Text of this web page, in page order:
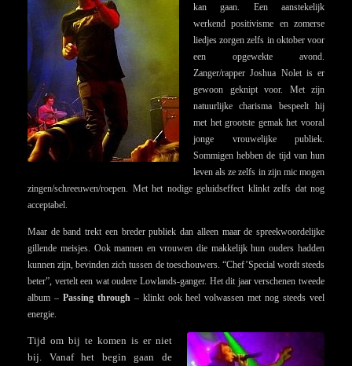
kan gaan. Een aanstekelijk
werkend positivisme en zomerse
liedjes zorgen zelfs in oktober voor
een opgewekte avond.
Zanger/rapper Joshua Nolet is er
gewoon geknipt voor. Met zijn
natuurlijke charisma bespeelt hij
met het grootste gemak het vooral
jonge vrouwelijke publiek.
Sommigen hebben de tijd van hun
leven als ze zelfs in zijn mic mogen
zingen/schreeuwen/roepen. Met het nodige geluidseffect klinkt zelfs dat nog
acceptabel.
Maar de band trekt een breder publiek dan alleen maar de spreekwoordelijke
gillende meisjes. Ook mannen en vrouwen die makkelijk hun ouders hadden
kunnen zijn, bevinden zich tussen de toeschouwers. “Chef’Special wordt steeds
beter”, vertelt een wat oudere Lowlands-ganger. Het dit jaar verschenen tweede
album – Passing through – klinkt ook heel volwassen met nog steeds veel
energie.
Tijd om bij te komen is er niet
bij. Vanaf het begin gaan de